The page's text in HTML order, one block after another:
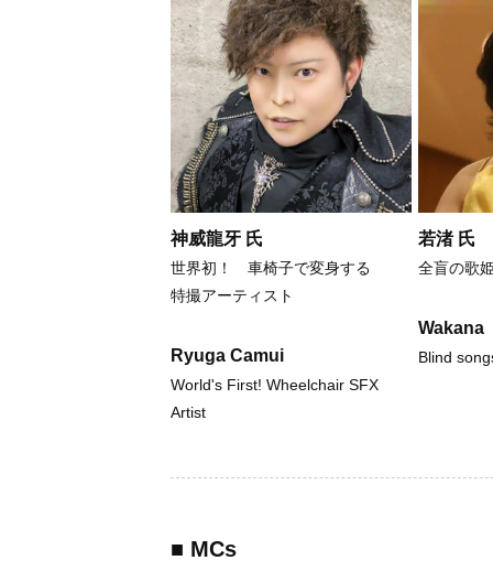
神威龍牙 氏
世界初！ 車椅子で変身する
特撮アーティスト
Ryuga Camui
World's First! Wheelchair SFX
Artist
若渚 氏
全盲の歌
Wakana
Blind
■ MCs